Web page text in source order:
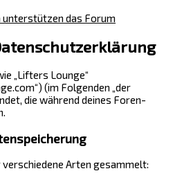
unterstützen das Forum
„Lifters Lounge“
(im Folgenden „der
die während deines Foren-
Arten gesammelt: